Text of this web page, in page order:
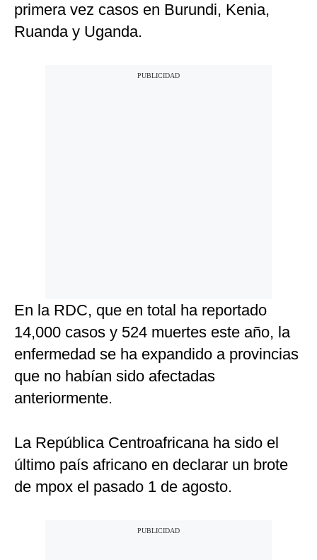
primera vez casos en Burundi, Kenia,
Ruanda y Uganda.
En la RDC, que en total ha reportado
14,000 casos y 524 muertes este año, la
enfermedad se ha expandido a provincias
que no habían sido afectadas
anteriormente.
La República Centroafricana ha sido el
último país africano en declarar un brote
de mpox el pasado 1 de agosto.